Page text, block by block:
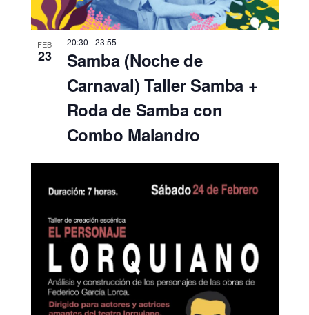
FEB
23
20:30 -23:55
Samba (Noche de
Carnaval) Taller Samba +
Roda de Samba con
Combo Malandro